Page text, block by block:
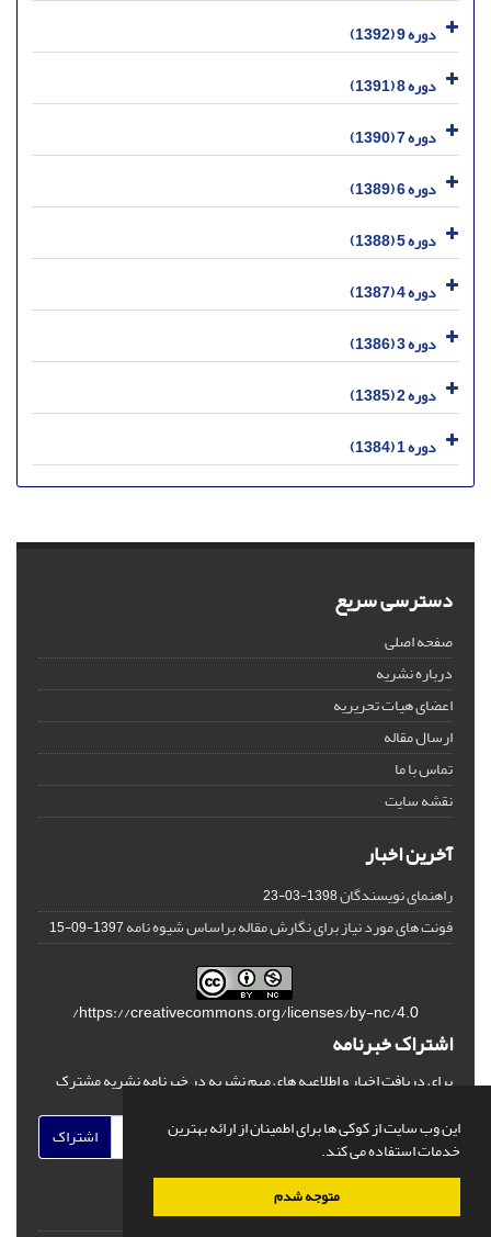
این وب سایت از کوکی ها برای اطمینان از ارائه بهترین
خدمات استفاده می کند.
متوجه شدم
دوره 9 (1392)
دوره 8 (1391)
دوره 7 (1390)
دوره 6 (1389)
دوره 5 (1388)
دوره 4 (1387)
دوره 3 (1386)
دوره 2 (1385)
دوره 1 (1384)
دسترسی سریع
صفحه اصلی
درباره نشریه
اعضای هیات تحریریه
ارسال مقاله
تماس با ما
نقشه سایت
آخرین اخبار
راهنمای نویسندگان1398-03-23
فونت های مورد نیاز برای نگارش مقاله براساس شیوه نامه1397-09-15
https://creativecommons.org/licenses/by-nc/4.0/
اشتراک خبرنامه
برای دریافت اخبار و اطلاعیه های مهم نشریه در خبرنامه نشریه مشترک
اشتراک